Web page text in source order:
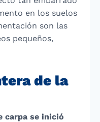
en los suelos
son las
pequeños,
de la
carpa se inició